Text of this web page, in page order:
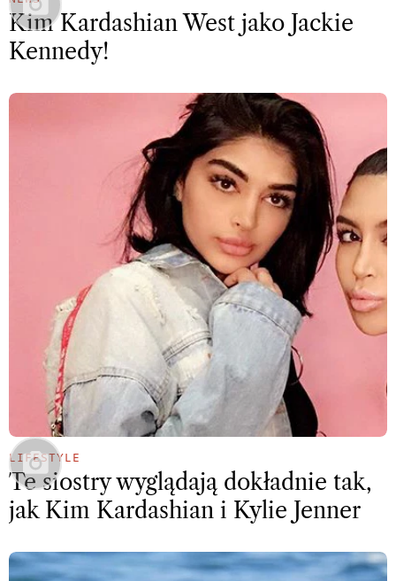
Kim Kardashian West jako Jackie
Kennedy!
LIFESTYLE
Te siostry wyglądają dokładnie tak,
jak Kim Kardashian i Kylie Jenner